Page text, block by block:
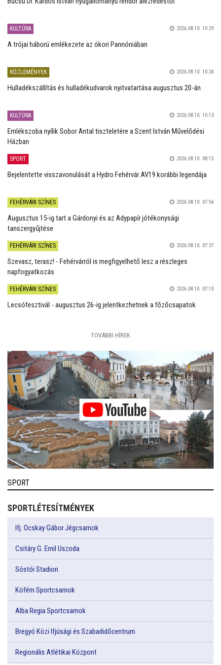
KULTÚRA 2026.08.10. 10:29
A trójai háború emlékezete az ókori Pannóniában
KÖZLEMÉNYEK 2026.08.10. 10:24
Hulladékszállítás és hulladékudvarok nyitvatartása augusztus 20-án
KULTÚRA 2026.08.10. 10:13
Emlékszoba nyílik Sobor Antal tiszteletére a Szent István Művelődési
Házban
SPORT 2026.08.10. 08:15
Bejelentette visszavonulását a Hydro Fehérvár AV19 korábbi legendája
FEHÉRVÁRI SZÍNES 2026.08.10. 07:56
Augusztus 15-ig tart a Gárdonyi és az Adypapír jótékonysági
tanszergyűjtése
FEHÉRVÁRI SZÍNES 2026.08.10. 07:37
Szevasz, terasz! - Fehérvárról is megfigyelhető lesz a részleges
napfogyatkozás
FEHÉRVÁRI SZÍNES 2026.08.10. 07:10
Lecsófesztivál - augusztus 26-ig jelentkezhetnek a főzőcsapatok
TOVÁBBI HÍREK
SPORT
SPORTLÉTESÍTMÉNYEK
Ifj. Ocskay Gábor Jégcsarnok
Csitáry G. Emil Uszoda
Sóstói Stadion
Köfém Sportcsarnok
Alba Regia Sportcsarnok
Bregyó Közi Ifjúsági és Szabadidőcentrum
Regionális Atlétikai Központ